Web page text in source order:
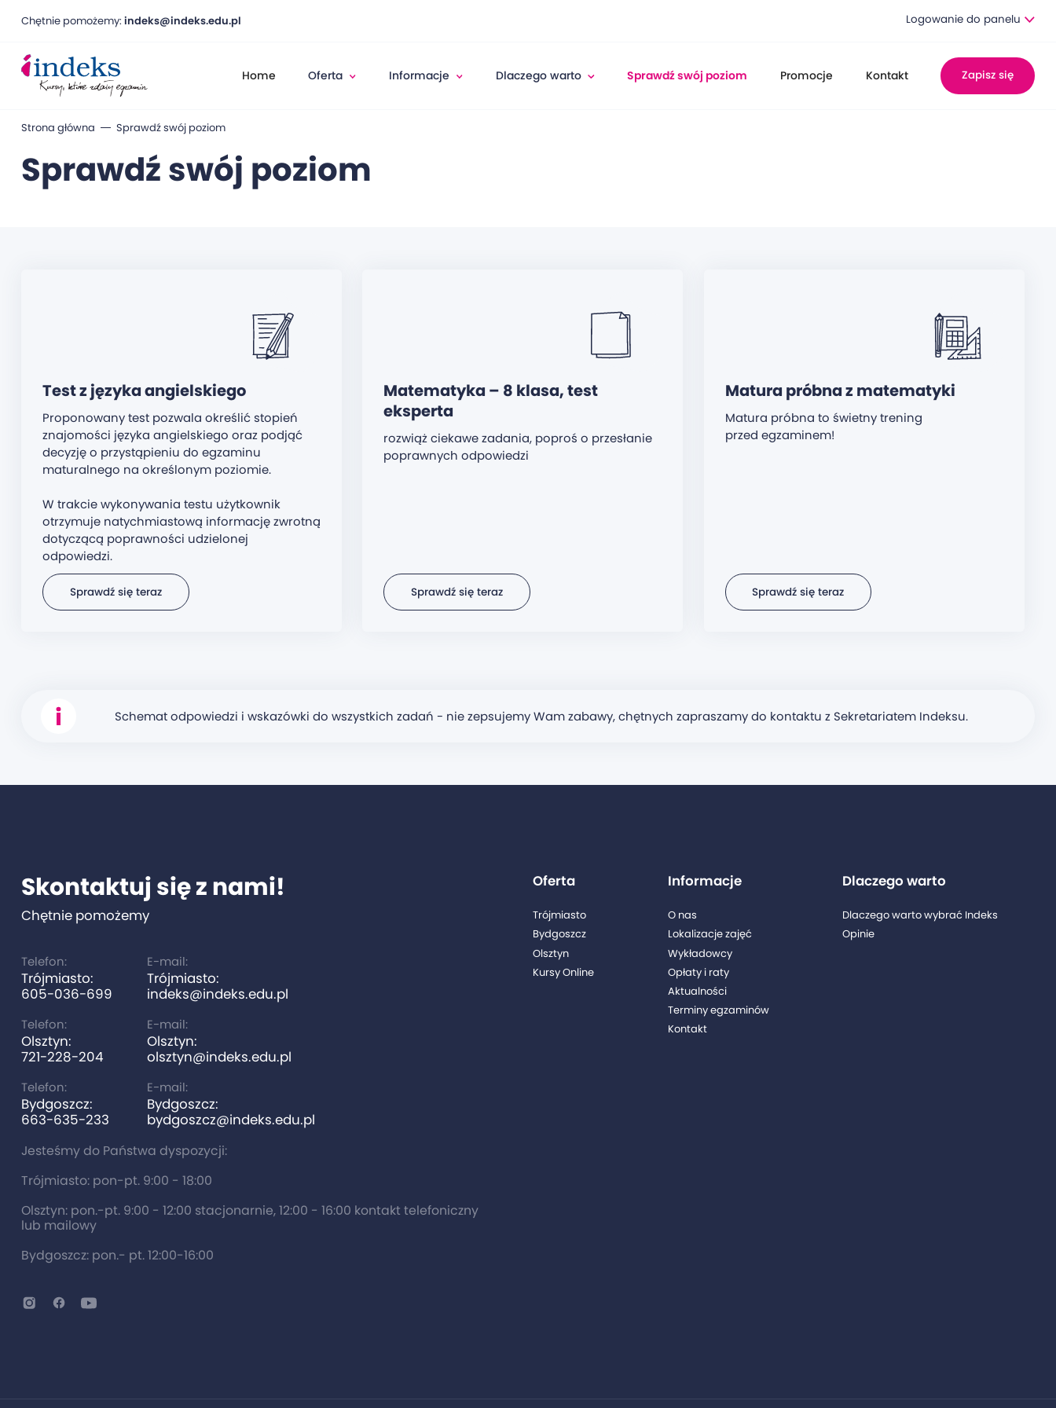
Chętnie pomożemy: indeks@indeks.edu.pl Logowanie do panelu
Home Oferta Informacje Dlaczego warto Sprawdź swój poziom Promocje Kontakt Zapisz się
Strona główna Sprawdź swój poziom
Sprawdź swój poziom
Test z języka angielskiego
Proponowany test pozwala określić stopień
znajomości języka angielskiego oraz podjąć
decyzję o przystąpieniu do egzaminu
maturalnego na określonym poziomie.
W trakcie wykonywania testu użytkownik
otrzymuje natychmiastową informację zwrotną
dotyczącą poprawności udzielonej
odpowiedzi.
Sprawdź się teraz
Matematyka – 8 klasa, test
eksperta
rozwiąż ciekawe zadania, poproś o przesłanie
poprawnych odpowiedzi
Sprawdź się teraz
Matura próbna z matematyki
Matura próbna to świetny trening
przed egzaminem!
Sprawdź się teraz
Schemat odpowiedzi i wskazówki do wszystkich zadań - nie zepsujemy Wam zabawy, chętnych zapraszamy do kontaktu z Sekretariatem Indeksu.
Skontaktuj się z nami!
Chętnie pomożemy
Telefon:
Trójmiasto:
605-036-699
E-mail:
Trójmiasto:
indeks@indeks.edu.pl
Telefon:
Olsztyn:
721-228-204
E-mail:
Olsztyn:
olsztyn@indeks.edu.pl
Telefon:
Bydgoszcz:
663-635-233
E-mail:
Bydgoszcz:
bydgoszcz@indeks.edu.pl
Jesteśmy do Państwa dyspozycji:
Trójmiasto: pon-pt. 9:00 - 18:00
Olsztyn: pon.-pt. 9:00 - 12:00 stacjonarnie, 12:00 - 16:00 kontakt telefoniczny
lub mailowy
Bydgoszcz: pon.- pt. 12:00-16:00
Oferta
Trójmiasto
Bydgoszcz
Olsztyn
Kursy Online
Informacje
O nas
Lokalizacje zajęć
Wykładowcy
Opłaty i raty
Aktualności
Terminy egzaminów
Kontakt
Dlaczego warto
Dlaczego warto wybrać Indeks
Opinie